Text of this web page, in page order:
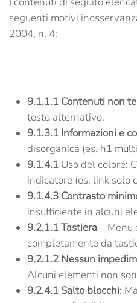
seguenti motivi
2004, n. 4:
9.1.1.1 Contenuti non
testo alternativo.
9.1.3.1 Informazioni e
disorganica (es. h1
9.1.4.1 Uso del colore:
indicatore (es. link solo
9.1.4.3 Contrasto
insufficiente in alcuni
9.2.1.1 Tastiera– Menu
completamente da
9.2.1.2 Nessun
Alcuni elementi non
9.2.4.1 Salto blocchi: